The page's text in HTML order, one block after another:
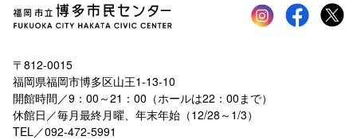
Instagramfacebook
〒812-0015
福岡県福岡市博多区山王1-13-10
開館時間／9：00～21：00（ホールは22：00まで）
休館日／毎月最終月曜、年末年始（12/28～1/3）
TEL／092-472-5991